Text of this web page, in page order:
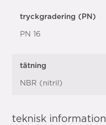
tryckgradering (PN)
PN 16
tätning
NBR (nitril)
teknisk information